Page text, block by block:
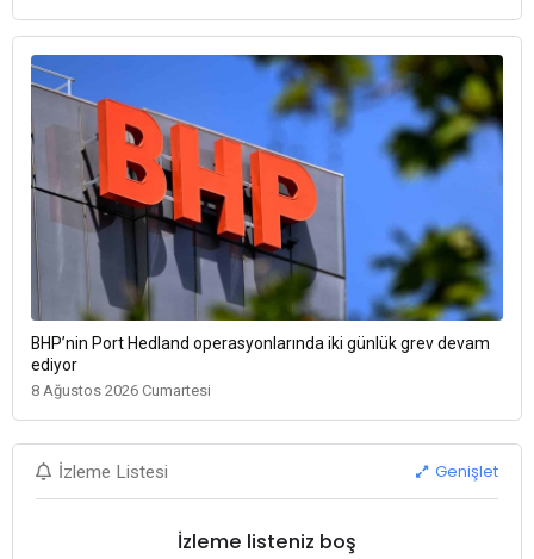
BHP’nin Port Hedland operasyonlarında iki günlük grev devam
ediyor
8 Ağustos 2026 Cumartesi
İzleme Listesi Genişlet
İzleme listeniz boş